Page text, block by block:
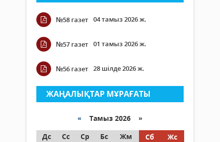
№58 газет 04 тамыз 2026 ж.
№57 газет 01 тамыз 2026 ж.
№56 газет 28 шілде 2026 ж.
ЖАҢАЛЫҚТАР МҰРАҒАТЫ
« Тамыз 2026 »
Дс
Сс Ср Бс Жм Сб
Жс